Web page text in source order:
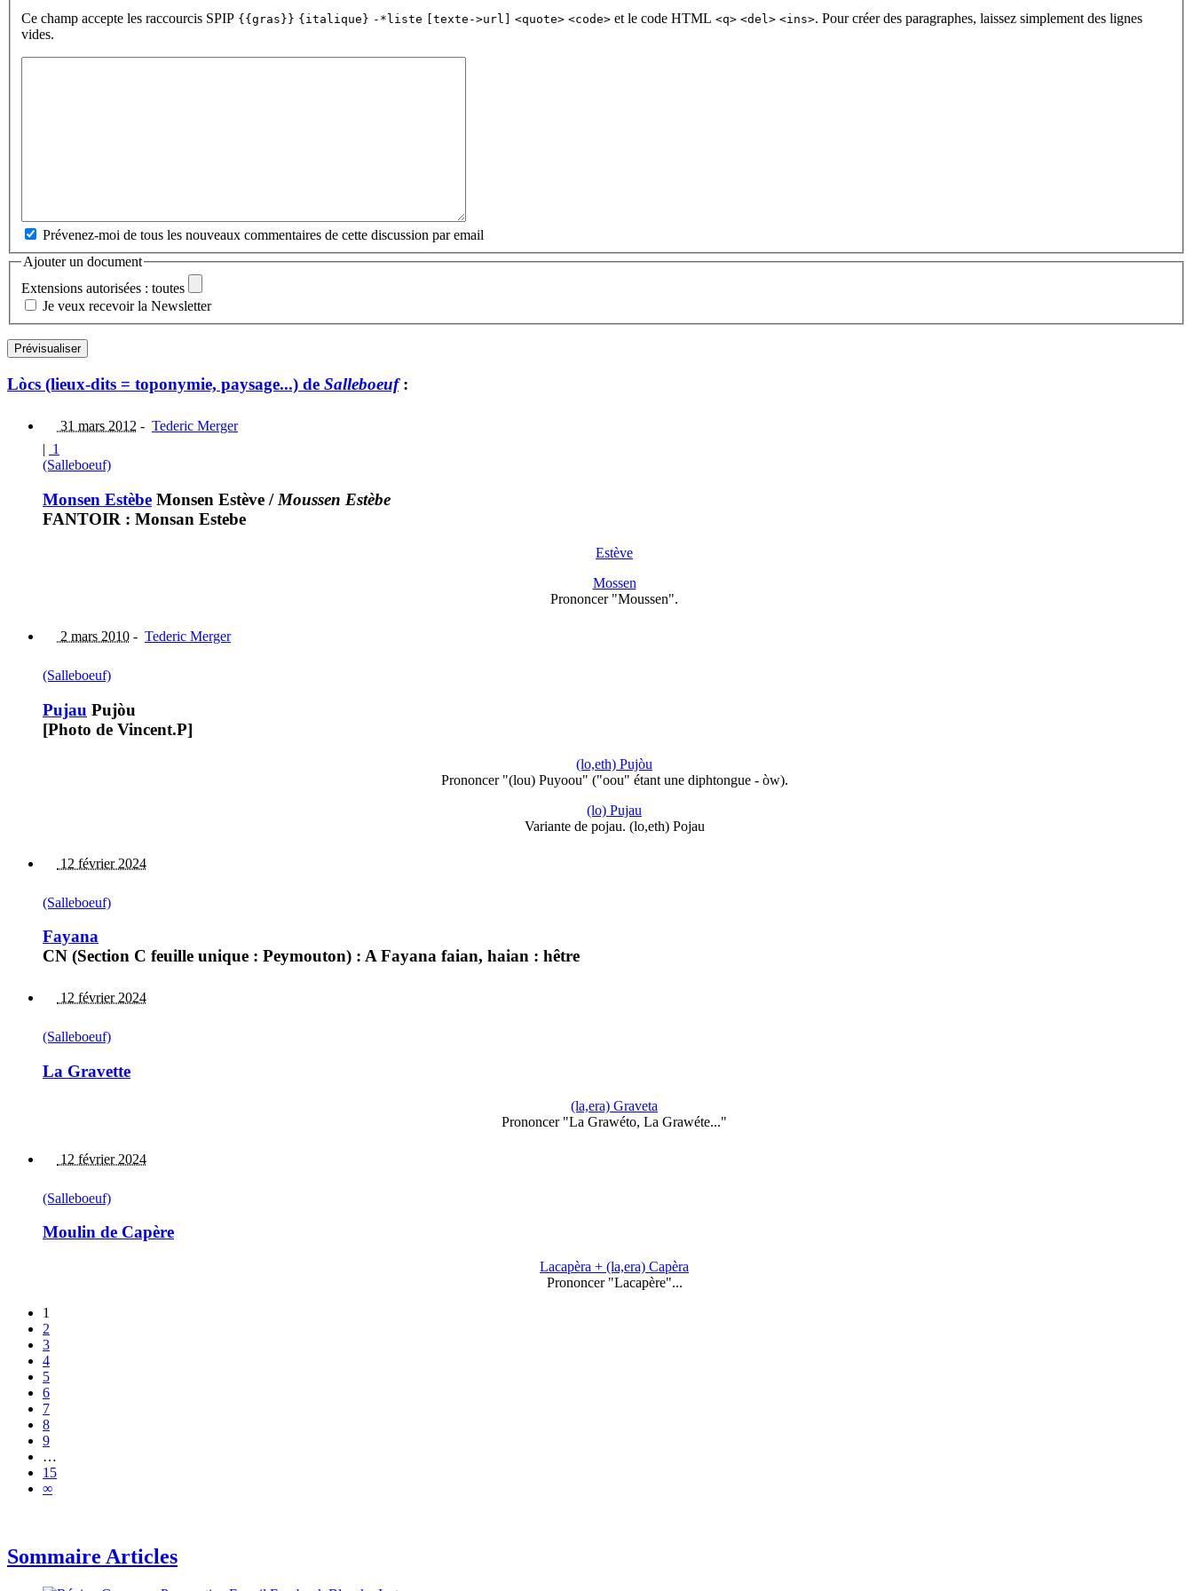
Ce champ accepte les raccourcis SPIP {{gras}} {italique} -*liste [texte->url] <quote> <code> et le code HTML <q> <del> <ins>. Pour créer des paragraphes, laissez simplement des lignes
vides.
Prévenez-moi de tous les nouveaux commentaires de cette discussion par email
Ajouter un document
Extensions autorisées : toutes
Je veux recevoir la Newsletter
Lòcs (lieux-dits = toponymie, paysage...) de Salleboeuf:
31 mars 2012 - Tederic Merger
| 1
(Salleboeuf)
Monsen Estèbe Monsen Estève / Moussen Estèbe
FANTOIR : Monsan Estebe
Estève
Mossen
Prononcer "Moussen".
2 mars 2010 - Tederic Merger
(Salleboeuf)
Pujau Pujòu
[Photo de Vincent.P]
(lo,eth) Pujòu
Prononcer "(lou) Puyoou" ("oou" étant une diphtongue - òw).
(lo) Pujau
Variante de pojau. (lo,eth) Pojau
12 février 2024
(Salleboeuf)
Fayana
CN (Section C feuille unique : Peymouton) : A Fayana faian, haian : hêtre
12 février 2024
(Salleboeuf)
La Gravette
(la,era) Graveta
Prononcer "La Grawéto, La Grawéte..."
12 février 2024
(Salleboeuf)
Moulin de Capère
Lacapèra + (la,era) Capèra
Prononcer "Lacapère"...
1
2
3
4
5
6
7
8
9
…
15
∞
Sommaire Articles